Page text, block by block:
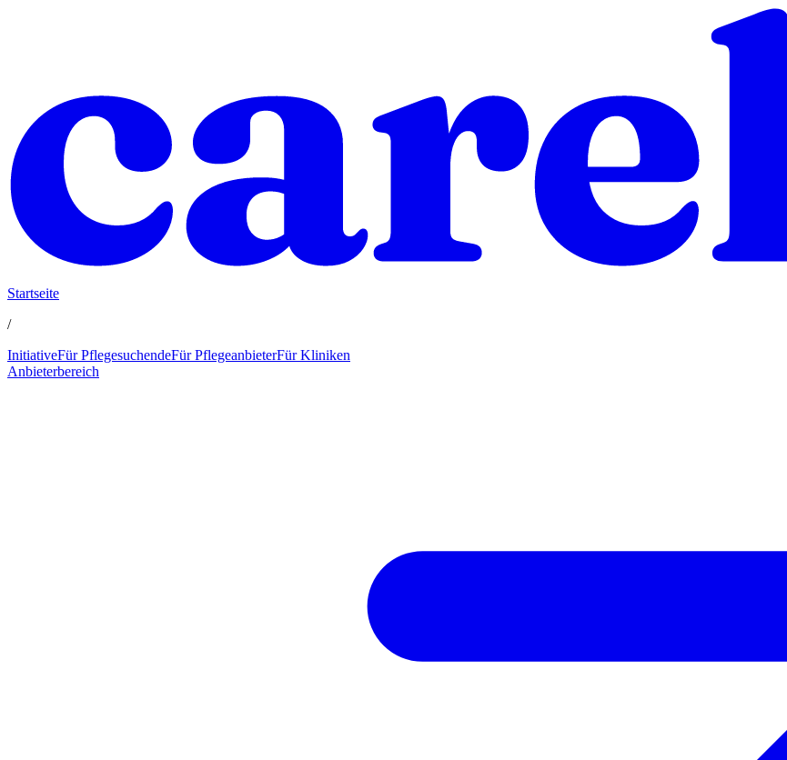
Startseite
/
InitiativeFür PflegesuchendeFür PflegeanbieterFür Kliniken
Anbieterbereich